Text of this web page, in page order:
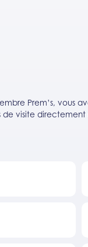
Prem’s, vous
visite directement